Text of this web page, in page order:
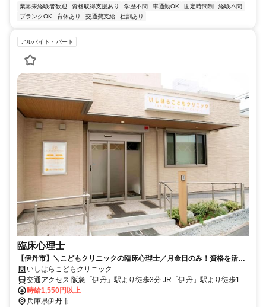
業界未経験者歓迎 資格取得支援あり 学歴不問 車通勤OK 固定時間制
経験不問
ブランクOK
育休あり 交通費支給 社割あり
アルバイト・パート
臨床心理士
【伊丹市】＼こどもクリニックの臨床心理士／月金日のみ！資格を活か
して地域医療に貢献！
いしはらこどもクリニック
交通アクセス 阪急「伊丹」駅より徒歩3分 JR「伊丹」駅より徒歩10
分
時給1,550円以上
兵庫県伊丹市